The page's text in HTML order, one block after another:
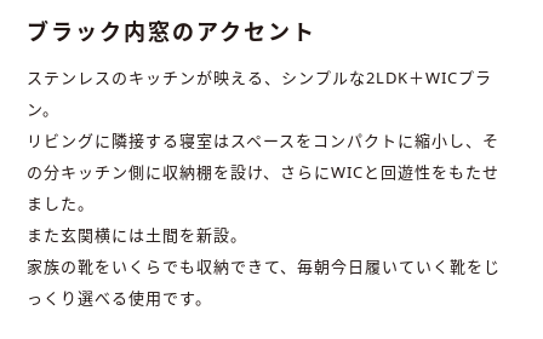
ブラック内窓のアクセント
ステンレスのキッチンが映える、シンプルな2LDK＋WICプラ
ン。
リビングに隣接する寝室はスペースをコンパクトに縮小し、そ
の分キッチン側に収納棚を設け、さらにWICと回遊性をもたせ
ました。
また玄関横には土間を新設。
家族の靴をいくらでも収納できて、毎朝今日履いていく靴をじ
っくり選べる使用です。